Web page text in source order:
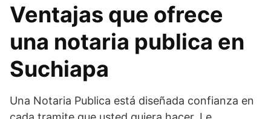
Ventajas que ofrece
una notaria publica en
Suchiapa
Una Notaria Publica está diseñada confianza en